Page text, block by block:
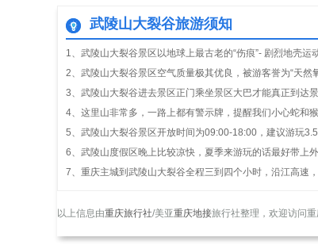
武陵山大裂谷旅游须知
1、武陵山大裂谷景区以地球上最古老的“伤痕”- 剧烈地壳运
2、武陵山大裂谷景区空气质量极其优良，被游客誉为“天
3、武陵山大裂谷进去景区正门乘坐景区大巴才能真正到达
4、这里山非常多，一路上都有警示牌，提醒我们小心蛇和
5、武陵山大裂谷景区开放时间为09:00-18:00，建议游玩3.5
6、武陵山度假区晚上比较凉快，夏季来游玩的话最好带上
7、重庆主城到武陵山大裂谷全程三到四个小时，沿江高速
以上信息由重庆旅行社/美亚重庆地接旅行社整理，欢迎访问